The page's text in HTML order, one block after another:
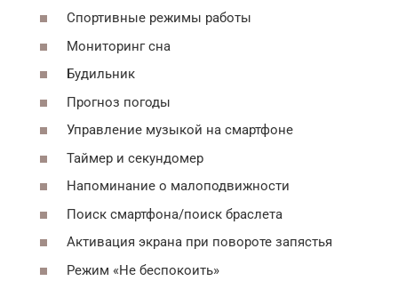
Спортивные режимы работы
Мониторинг сна
Будильник
Прогноз погоды
Управление музыкой на смартфоне
Таймер и секундомер
Напоминание о малоподвижности
Поиск смартфона/поиск браслета
Активация экрана при повороте запястья
Режим «Не беспокоить»